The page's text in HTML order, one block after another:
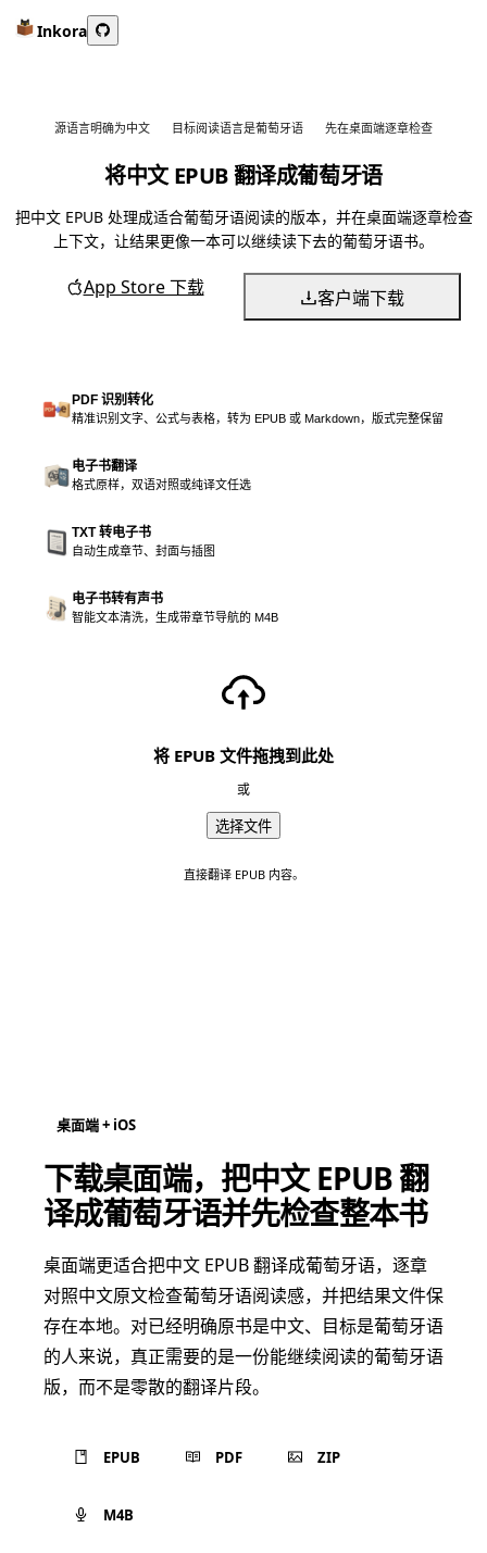
Inkora
源语言明确为中文 目标阅读语言是葡萄牙语 先在桌面端逐章检查
将中文 EPUB 翻译成葡萄牙语
把中文 EPUB 处理成适合葡萄牙语阅读的版本，并在桌面端逐章检查
上下文，让结果更像一本可以继续读下去的葡萄牙语书。
App Store 下载 客户端下载
PDF 识别转化
精准识别文字、公式与表格，转为 EPUB 或 Markdown，版式完整保留
电子书翻译
格式原样，双语对照或纯译文任选
TXT 转电子书
自动生成章节、封面与插图
电子书转有声书
智能文本清洗，生成带章节导航的 M4B
将 EPUB 文件拖拽到此处
或
选择文件
直接翻译 EPUB 内容。
桌面端 + iOS
下载桌面端，把中文 EPUB 翻
译成葡萄牙语并先检查整本书
桌面端更适合把中文 EPUB 翻译成葡萄牙语，逐章
对照中文原文检查葡萄牙语阅读感，并把结果文件保
存在本地。对已经明确原书是中文、目标是葡萄牙语
的人来说，真正需要的是一份能继续阅读的葡萄牙语
版，而不是零散的翻译片段。
EPUB PDF ZIP
M4B